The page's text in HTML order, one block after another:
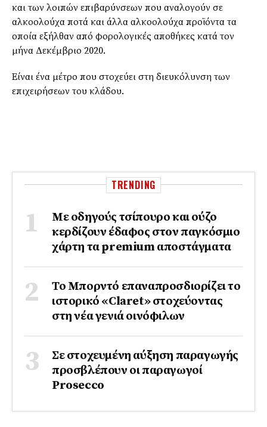
και των λοιπών επιβαρύνσεων που αναλογούν σε
αλκοολούχα ποτά και άλλα αλκοολούχα προϊόντα τα
οποία εξήλθαν από φορολογικές αποθήκες κατά τον
μήνα Δεκέμβριο 2020.
Είναι ένα μέτρο που στοχεύει στη διευκόλυνση των
επιχειρήσεων του κλάδου.
TRENDING
Με οδηγούς τσίπουρο και ούζο
κερδίζουν έδαφος στoν παγκόσμιο
χάρτη τα premium αποστάγματα
Το Μπορντό επαναπροσδιορίζει το
ιστορικό «Claret» στοχεύοντας
στη νέα γενιά οινόφιλων
Σε στοχευμένη αύξηση παραγωγής
προσβλέπουν οι παραγωγοί
Prosecco